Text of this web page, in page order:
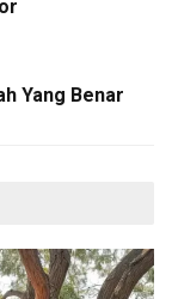
Yang Benar